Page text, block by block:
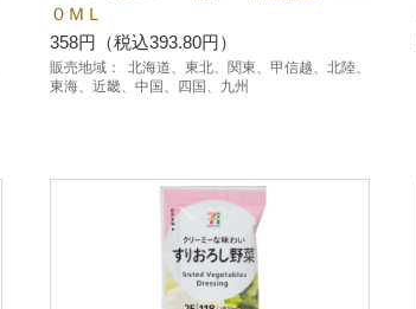
０ＭＬ
358円（税込393.80円）
販売地域：
北海道、東北、関東、甲信越、北陸、
東海、近畿、中国、四国、九州